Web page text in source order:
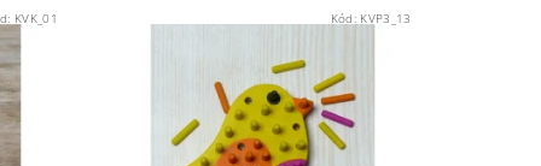
KVK_01 Kód: KVP3_13